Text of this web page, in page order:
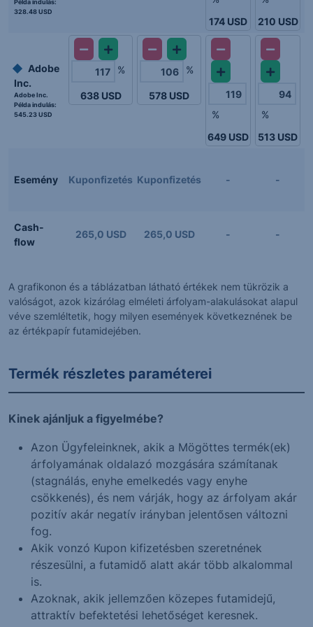
Példa indulás:
328.48 USD
174 USD
210 USD
Adobe
Inc.
Adobe Inc.
Példa indulás:
545.23 USD
%
638 USD
%
578 USD
%
649 USD
%
513 USD
Esemény Kuponfizetés Kuponfizetés - -
Cash-
flow
265,0 USD 265,0 USD - -
A grafikonon és a táblázatban látható értékek nem tükrözik a
valóságot, azok kizárólag elméleti árfolyam-alakulásokat alapul
véve szemléltetik, hogy milyen események következnének be
az értékpapír futamidejében.
Termék részletes paraméterei
Kinek ajánljuk a figyelmébe?
Azon Ügyfeleinknek, akik a Mögöttes termék(ek)
árfolyamának oldalazó mozgására számítanak
(stagnálás, enyhe emelkedés vagy enyhe
csökkenés), és nem várják, hogy az árfolyam akár
pozitív akár negatív irányban jelentősen változni
fog.
Akik vonzó Kupon kifizetésben szeretnének
részesülni, a futamidő alatt akár több alkalommal
is.
Azoknak, akik jellemzően közepes futamidejű,
attraktív befektetési lehetőséget keresnek.